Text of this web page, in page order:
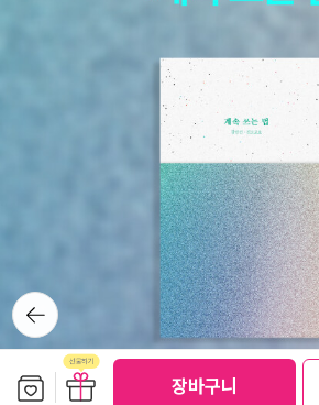
장바구니
어요. 그리스에 그런 법이 있었다니...지금은
성차별을 심하게 당한 예로 이 책을 보니 정말
을 하게 되었어요.이 책을 읽고는 셰익스피
보를 얻었으면 좋겠어요.
뒤로가
기